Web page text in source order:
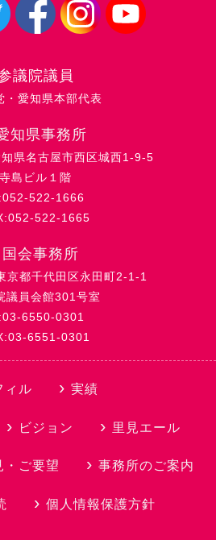
議院議員
・愛知県本部代表
知県事務所
県名古屋市西区城西1-9-5
寺島ビル１階
522-1666
522-1665
国会事務所
京都千代田区永田町2-1-1
議員会館301号室
6550-0301
6551-0301
ィル 実績
ビジョン 里見エール
・ご要望 事務所のご案内
個人情報保護方針